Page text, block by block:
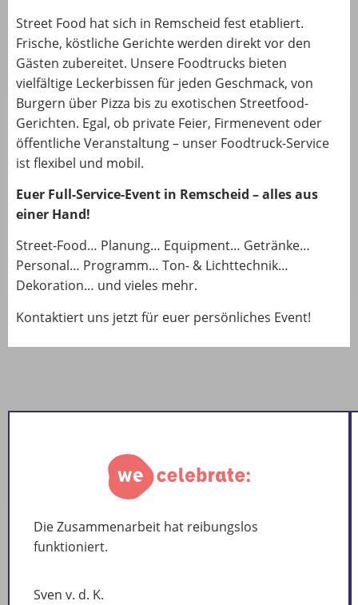
Street Food hat sich in Remscheid fest etabliert.
Frische, köstliche Gerichte werden direkt vor den
Gästen zubereitet. Unsere Foodtrucks bieten
vielfältige Leckerbissen für jeden Geschmack, von
Burgern über Pizza bis zu exotischen Streetfood-
Gerichten. Egal, ob private Feier, Firmenevent oder
öffentliche Veranstaltung – unser Foodtruck-Service
ist flexibel und mobil.
Euer Full-Service-Event in Remscheid – alles aus
einer Hand!
Street-Food… Planung… Equipment… Getränke…
Personal… Programm… Ton- & Lichttechnik…
Dekoration… und vieles mehr.
Kontaktiert uns jetzt für euer persönliches Event!
Die Zusammenarbeit hat reibungslos
funktioniert.
Sven v. d. K.